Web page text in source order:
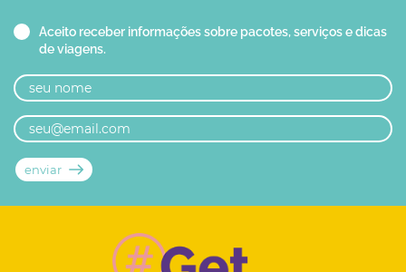
Aceito receber informações sobre pacotes, serviços e dicas
de viagens.